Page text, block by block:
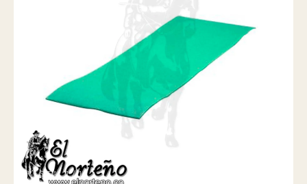
Ver toda la tienda →
Contáctanos
VISTA 1/1